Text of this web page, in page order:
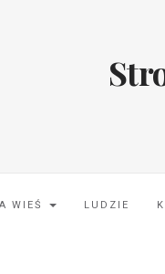
WIEŚ LUDZIE